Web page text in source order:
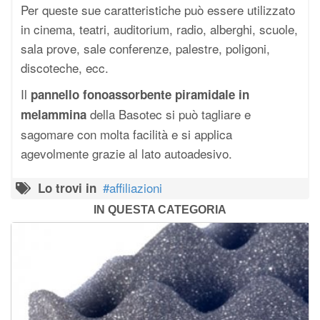
Per queste sue caratteristiche può essere utilizzato
in cinema, teatri, auditorium, radio, alberghi, scuole,
sala prove, sale conferenze, palestre, poligoni,
discoteche, ecc.
Il pannello fonoassorbente piramidale in
melammina della Basotec si può tagliare e
sagomare con molta facilità e si applica
agevolmente grazie al lato autoadesivo.
Lo trovi in affiliazioni
IN QUESTA CATEGORIA